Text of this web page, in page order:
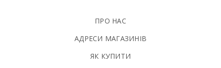
ПРО НАС
АДРЕСИ МАГАЗИНІВ
ЯК КУПИТИ